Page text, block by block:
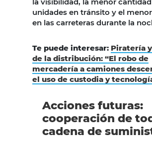
la visibilidad, la menor
unidades en tránsito y el
en las carreteras durante la
Te puede interesar: Piratería
de la distribución: “El robo de
mercadería a camiones
el uso de custodia y
Acciones futuras:
cooperación de
cadena de